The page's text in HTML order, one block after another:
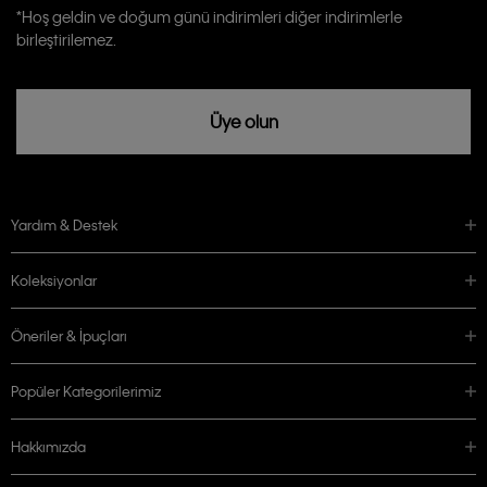
Calvin Klein tarafından kişisel verilerimin yurtdışına aktarılmasına açık
rızam vardır
*Hoş geldin ve doğum günü indirimleri diğer indirimlerle
birleştirilemez.
Üye olun
Yardım & Destek
Koleksiyonlar
Öneriler & İpuçları
Popüler Kategorilerimiz
Hakkımızda